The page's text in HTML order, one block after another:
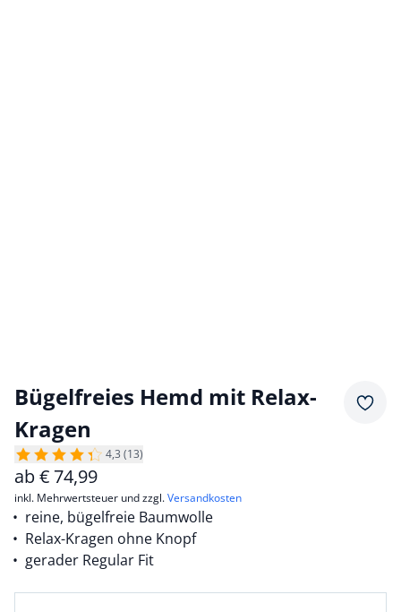
Bügelfreies Hemd mit Relax-
Kragen
4,3 (13)
ab€ 74,99
inkl. Mehrwertsteuer und zzgl.Versandkosten
reine, bügelfreie Baumwolle
Relax-Kragen ohne Knopf
gerader Regular Fit